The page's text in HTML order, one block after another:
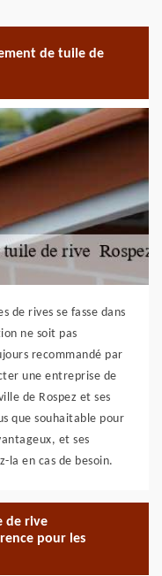
de tuile de
de rives se fasse dans
ne soit pas
recommandé par
une entreprise de
de Rospez et ses
que souhaitable pour
et ses
la en cas de besoin.
de rive
pour les